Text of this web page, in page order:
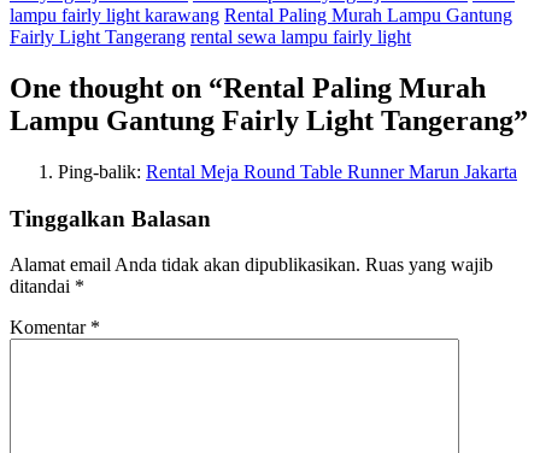
lampu fairly light karawang Rental Paling Murah Lampu Gantung
Fairly Light Tangerang rental sewa lampu fairly light
One thought on “Rental Paling Murah
Lampu Gantung Fairly Light Tangerang”
Ping-balik: Rental Meja Round Table Runner Marun Jakarta
Tinggalkan Balasan
Alamat email Anda tidak akan dipublikasikan. Ruas yang wajib
ditandai *
Komentar *